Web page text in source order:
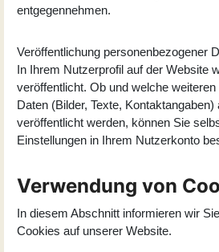
entgegennehmen.
Veröffentlichung personenbezogener
In Ihrem Nutzerprofil auf der Website
veröffentlicht. Ob und welche
Daten (Bilder, Texte,
veröffentlicht werden, können Sie
Einstellungen in Ihrem Nutzerkonto
Verwendung von
In diesem Abschnitt informieren wir
Cookies auf unserer Website.